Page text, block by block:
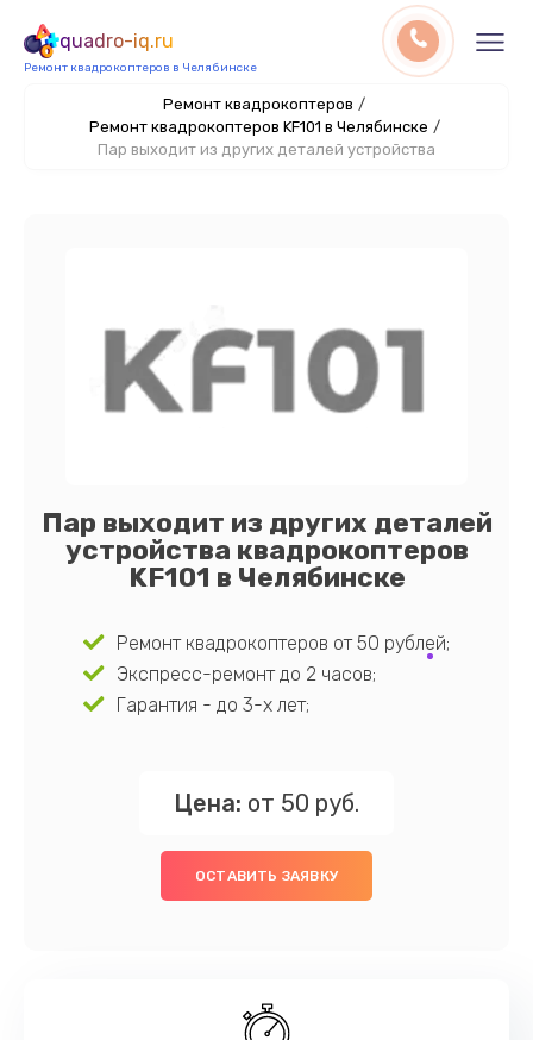
quadro-iq.ru
Ремонт квадрокоптеров в Челябинске
Ремонт квадрокоптеров /
Ремонт квадрокоптеров KF101 в Челябинске /
Пар выходит из других деталей устройства
Пар выходит из других деталей
устройства квадрокоптеров
KF101 в Челябинске
Ремонт квадрокоптеров от 50 рублей;
Экспресс-ремонт до 2 часов;
Гарантия - до 3-х лет;
Цена: от 50 руб.
ОСТАВИТЬ ЗАЯВКУ